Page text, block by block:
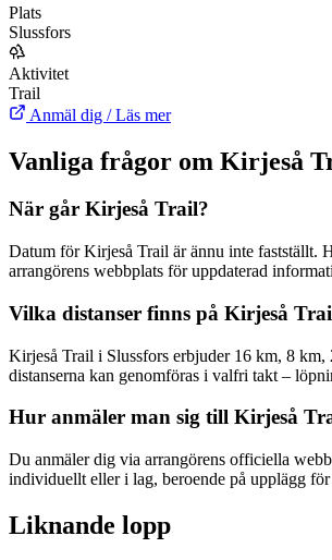
Plats
Slussfors
Aktivitet
Trail
Anmäl dig / Läs mer
Vanliga frågor om Kirjeså
När går Kirjeså Trail?
Datum för Kirjeså Trail är ännu inte fastställt.
arrangörens webbplats för uppdaterad
Vilka distanser finns på Kirjeså
Kirjeså Trail i Slussfors erbjuder 16 km, 8 km,
distanserna kan genomföras i valfri takt –
Hur anmäler man sig till Kirjeså
Du anmäler dig via arrangörens officiella
individuellt eller i lag, beroende på upplägg för
Liknande lopp